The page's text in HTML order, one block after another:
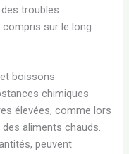
troubles
sur le long
boissons
chimiques
élevées, comme lors
aliments chauds.
peuvent